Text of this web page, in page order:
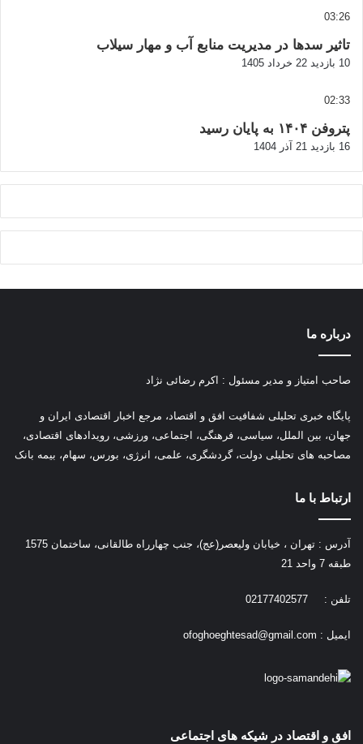
03:26
تاثیر سدها در مدیریت منابع آب و مهار سیلاب
10 بازدید 22 خرداد 1405
02:33
پتروفن ۱۴۰۴ به پایان رسید
16 بازدید 21 آذر 1404
درباره ما
صاحب امتیاز و مدیر مسئول : اکرم رضائی نژاد
پایگاه خبری تحلیلی شفافیت افق و اقتصاد، مرجع اخبار اقتصادی ایران و
جهان، بین الملل، سیاسی، فرهنگی، اجتماعی، ورزشی، رویدادهای اقتصادی،
مصاحبه های تحلیلی دولت، گردشگری، علمی، انرژی، بورس، سهام، بیمه بانک
ارتباط با ما
آدرس : تهران ، خیابان ولیعصر(عج)، جنب چهارراه طالقانی، ساختمان 1575
طبقه 7 واحد 21
تلفن : 02177402577
ایمیل : ofoghoeghtesad@gmail.com
افق و اقتصاد در شیکه های اجتماعی